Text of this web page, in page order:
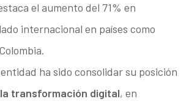
el aumento del 71% en
internacional en países como
ha sido consolidar su posición
transformación digital, en